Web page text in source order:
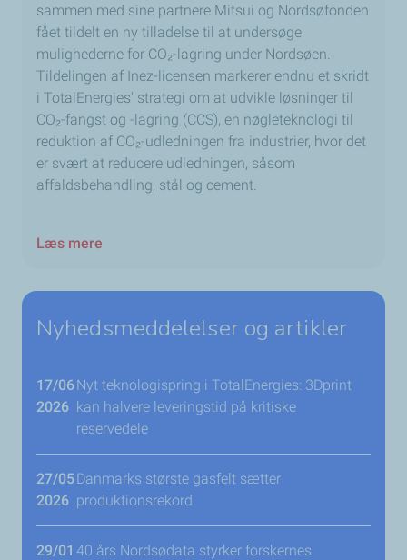
sammen med sine partnere Mitsui og Nordsøfonden
fået tildelt en ny tilladelse til at undersøge
mulighederne for CO₂-lagring under Nordsøen.
Tildelingen af Inez-licensen markerer endnu et skridt
i TotalEnergies' strategi om at udvikle løsninger til
CO₂-fangst og -lagring (CCS), en nøgleteknologi til
reduktion af CO₂-udledningen fra industrier, hvor det
er svært at reducere udledningen, såsom
affaldsbehandling, stål og cement.
Læs mere
Nyhedsmeddelelser og artikler
17/06
2026
Nyt teknologispring i TotalEnergies: 3Dprint
kan halvere leveringstid på kritiske
reservedele
27/05
2026
Danmarks største gasfelt sætter
produktionsrekord
29/01 40 års Nordsødata styrker forskernes